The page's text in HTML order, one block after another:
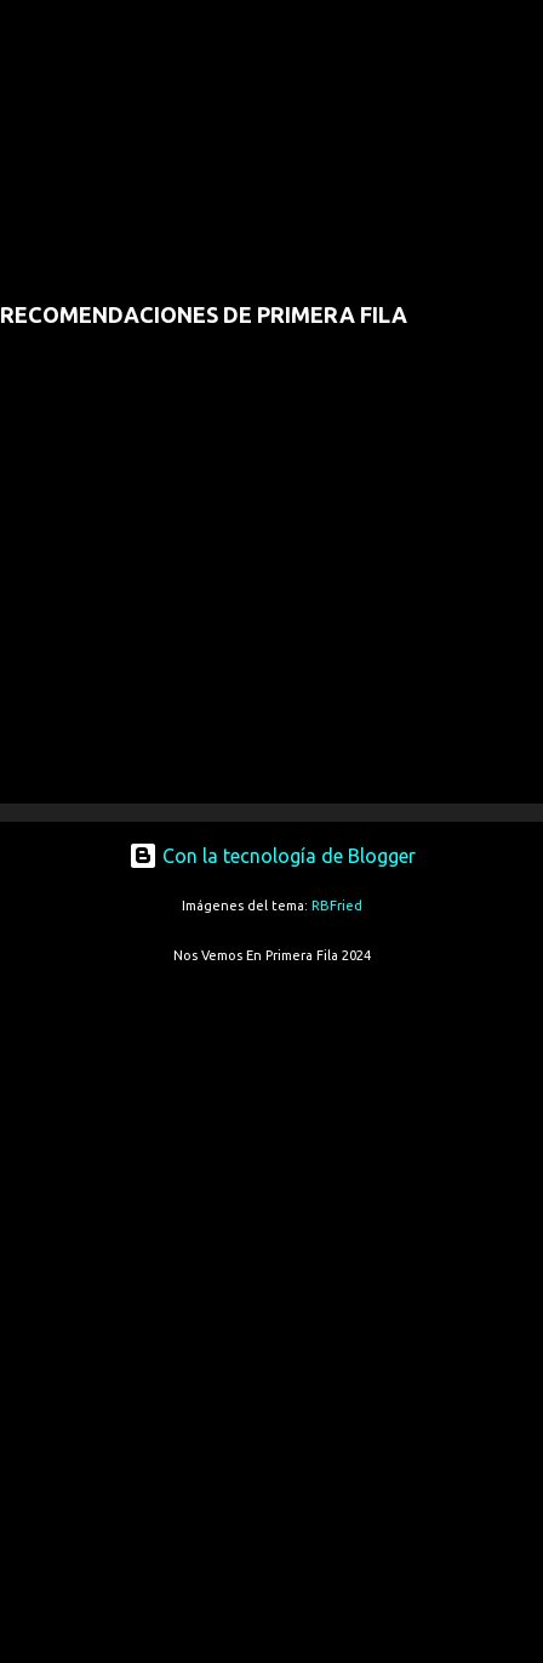
RECOMENDACIONES DE PRIMERA FILA
Con la tecnología de Blogger
Imágenes del tema: RBFried
Nos Vemos En Primera Fila 2024